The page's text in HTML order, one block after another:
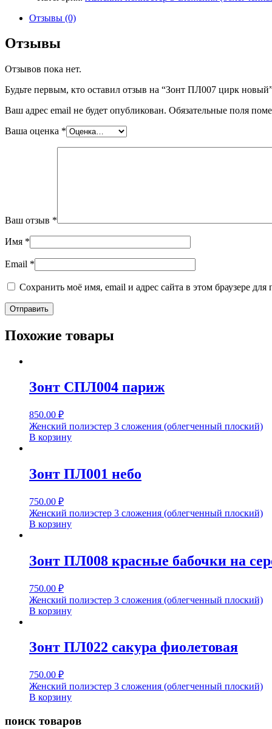
ПЛ007
цирк
новый
Отзывы (0)
Отзывы
Отзывов пока нет.
Будьте первым, кто оставил отзыв на “Зонт ПЛ007 цирк
Ваш адрес email не будет опубликован. Обязательные поля
Ваша оценка *
Ваш отзыв *
Имя *
Email *
Сохранить моё имя, email и адрес сайта в этом браузере
Похожие товары
Зонт СПЛ004 париж
850.00 ₽
Женский полиэстер 3 сложения (облегченный плоский)
В корзину
Зонт ПЛ001 небо
750.00 ₽
Женский полиэстер 3 сложения (облегченный плоский)
В корзину
Зонт ПЛ008 красные бабочки на
750.00 ₽
Женский полиэстер 3 сложения (облегченный плоский)
В корзину
Зонт ПЛ022 сакура фиолетовая
750.00 ₽
Женский полиэстер 3 сложения (облегченный плоский)
В корзину
поиск товаров